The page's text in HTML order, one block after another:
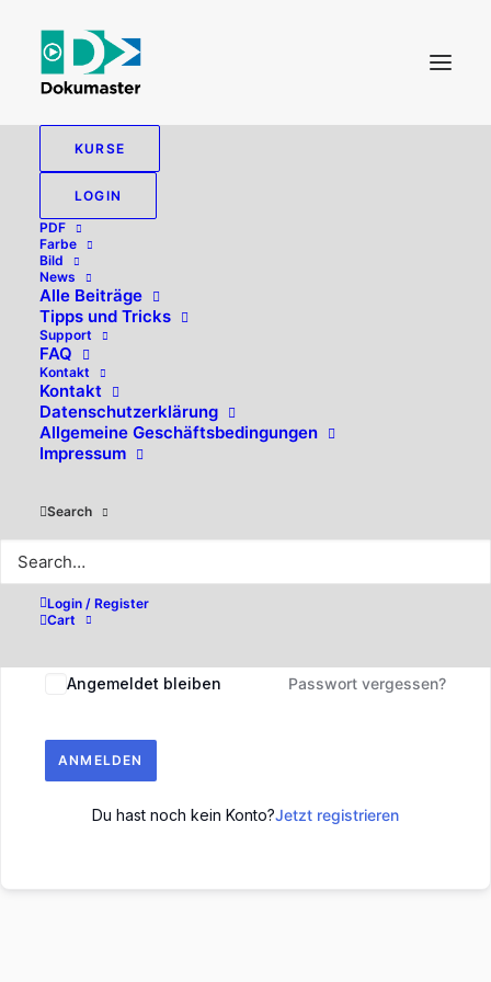
KURSE
LOGIN
PDF
Farbe
Bild
News
Alle Beiträge
Tipps und Tricks
Support
FAQ
Kontakt
Kontakt
Datenschutzerklärung
Allgemeine Geschäftsbedingungen
Impressum
Search
Login / Register
Cart
Hallo, willkommen zurück!
Angemeldet bleiben Passwort vergessen?
ANMELDEN
Du hast noch kein Konto?Jetzt registrieren